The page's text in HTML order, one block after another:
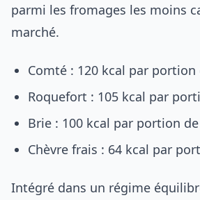
parmi les fromages les moins
marché.
Comté : 120 kcal par portion
Roquefort : 105 kcal par
Brie : 100 kcal par portion
Chèvre frais : 64 kcal par
Intégré dans un régime